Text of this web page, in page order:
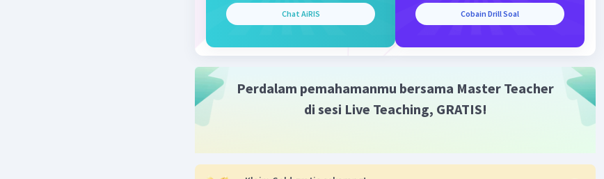
Chat AiRIS Cobain Drill Soal
Perdalam pemahamanmu bersama Master Teacher
di sesi Live Teaching, GRATIS!